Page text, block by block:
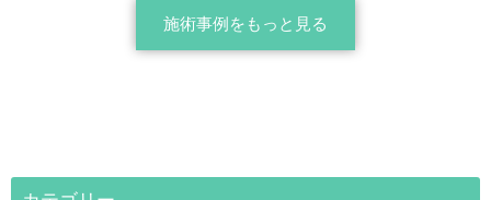
施術事例をもっと見る